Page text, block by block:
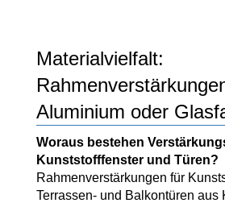
Materialvielfalt:
Aluminium oder
Woraus bestehen
Kunststofffenster und Türen?
Rahmenverstärkungen für
Terrassen- und Balkontüren aus